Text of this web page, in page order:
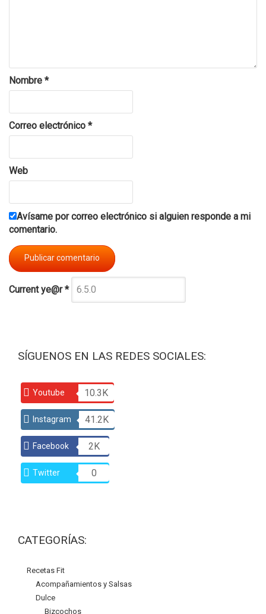
Nombre *
Correo electrónico *
Web
Avísame por correo electrónico si alguien responde a mi
comentario.
Current ye@r*
SÍGUENOS EN LAS REDES SOCIALES:
Youtube 10.3K
Instagram 41.2K
Facebook 2K
Twitter 0
CATEGORÍAS:
Recetas Fit
Acompañamientos y Salsas
Dulce
Bizcochos